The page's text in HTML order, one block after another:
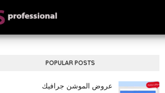
POPULAR POSTS
عروض الموشن جرافيك